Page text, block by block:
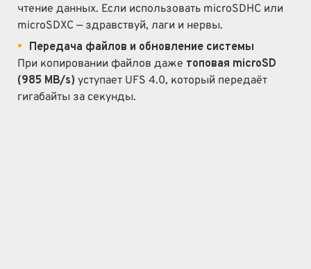
чтение данных. Если использовать microSDHC или
microSDXC — здравствуй, лаги и нервы.
Передача файлов и обновление системы
При копировании файлов даже топовая microSD
(985 MB/s) уступает UFS 4.0, который передаёт
гигабайты за секунды.